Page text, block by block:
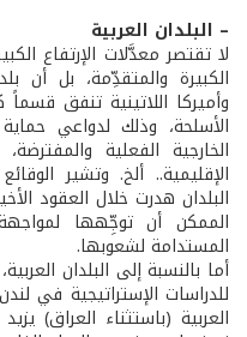
– البلدان العربية
لا تقتصر معدَّلات الإرتفاع
الكبيرة والمتقدِّمة، بل أن
وأميركا اللاتينية تنفق
الأسلحة، وذلك لدواعي
الخارجية الفعلية
الإقليمية.. ألخ. وتشير
البلدان هدرت خلال العقود
الممكن أن توجِّهها
المستدامة لشعوبها.
أما بالنسبة إلى البلدان